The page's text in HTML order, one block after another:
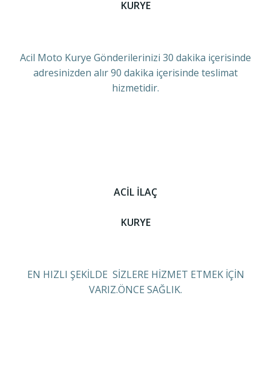
KURYE
Acil Moto Kurye Gönderilerinizi 30 dakika içerisinde
adresinizden alır 90 dakika içerisinde teslimat
hizmetidir.
ACİL İLAÇ
KURYE
EN HIZLI ŞEKİLDE SİZLERE HİZMET ETMEK İÇİN
VARIZ.ÖNCE SAĞLIK.